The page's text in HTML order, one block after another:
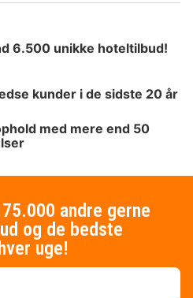
6.500 unikke hoteltilbud!
kunder i de sidste 20 år
med mere end 50
andre gerne
og de bedste
uge!